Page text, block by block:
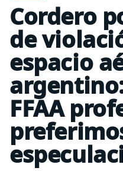
Cordero
de
espacio
FFAA